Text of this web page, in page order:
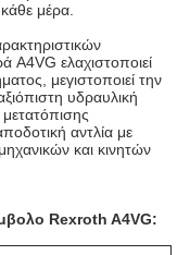
μέρα.
A4VG ελαχιστοποιεί
μεγιστοποιεί την
υδραυλική
αντλία με
και κινητών
Rexroth A4VG: